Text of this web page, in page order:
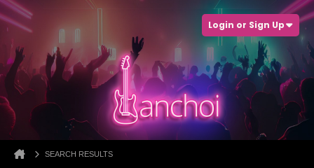
Login or Sign Up
SEARCH RESULTS